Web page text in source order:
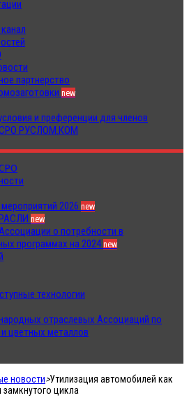
партнерство
new
и преференции для членов
РУСЛОМ.КОМ
2026 new
new
о потребности в
программах на 2024new
технологии
отраслевых Ассоциаций по
цветных металлов
новости>Утилизация автомобилей как
цикла